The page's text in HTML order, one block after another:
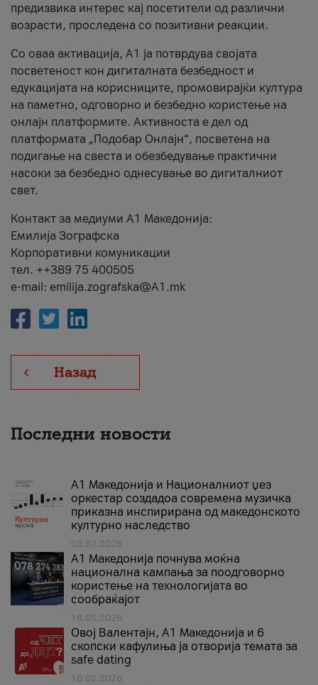
предизвика интерес кај посетители од различни
возрасти, проследена со позитивни реакции.
Со оваа активација, А1 ја потврдува својата
посветеност кон дигиталната безбедност и
едукацијата на корисниците, промовирајќи култура
на паметно, одговорно и безбедно користење на
онлајн платформите. Активноста е дел од
платформата „Подобар Онлајн“, посветена на
подигање на свеста и обезбедување практични
насоки за безбедно однесување во дигиталниот
свет.
Контакт за медиуми А1 Македонија:
Емилија Зографска
Корпоративни комуникации
тел. ++389 75 400505
e-mail: emilija.zografska@A1.mk
Назад
Последни новости
А1 Македонија и Националниот џез
оркестар создадоа современа музичка
приказна инспирирана од македонското
културно наследство
03.07.2026
A1 Македонија почнува моќна
национална кампања за поодговорно
користење на технологијата во
сообраќајот
18.05.2026
Овој Валентајн, A1 Македонија и 6
скопски кафулиња ја отворија темата за
safe dating
16.02.2026